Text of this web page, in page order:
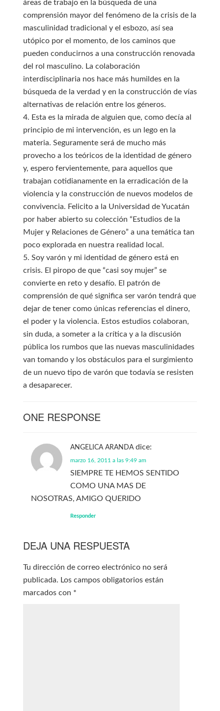
áreas de trabajo en la búsqueda de una
comprensión mayor del fenómeno de la crisis de la
masculinidad tradicional y el esbozo, así sea
utópico por el momento, de los caminos que
pueden conducirnos a una construcción renovada
del rol masculino. La colaboración
interdisciplinaria nos hace más humildes en la
búsqueda de la verdad y en la construcción de vías
alternativas de relación entre los géneros.
4. Esta es la mirada de alguien que, como decía al
principio de mi intervención, es un lego en la
materia. Seguramente será de mucho más
provecho a los teóricos de la identidad de género
y, espero fervientemente, para aquellos que
trabajan cotidianamente en la erradicación de la
violencia y la construcción de nuevos modelos de
convivencia. Felicito a la Universidad de Yucatán
por haber abierto su colección “Estudios de la
Mujer y Relaciones de Género” a una temática tan
poco explorada en nuestra realidad local.
5. Soy varón y mi identidad de género está en
crisis. El piropo de que “casi soy mujer” se
convierte en reto y desafío. El patrón de
comprensión de qué significa ser varón tendrá que
dejar de tener como únicas referencias el dinero,
el poder y la violencia. Estos estudios colaboran,
sin duda, a someter a la crítica y a la discusión
pública los rumbos que las nuevas masculinidades
van tomando y los obstáculos para el surgimiento
de un nuevo tipo de varón que todavía se resisten
a desaparecer.
ONE RESPONSE
ANGELICA ARANDA dice:
marzo 16, 2011 a las 9:49 am
SIEMPRE TE HEMOS SENTIDO
COMO UNA MAS DE
NOSOTRAS, AMIGO QUERIDO
Responder
DEJA UNA RESPUESTA
Tu dirección de correo electrónico no será
publicada. Los campos obligatorios están
marcados con *